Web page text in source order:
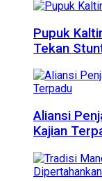
Pupuk
Tekan
Aliansi
Kajian